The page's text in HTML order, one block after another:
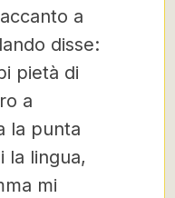
a
disse:
pietà di
a
la punta
la lingua,
mi